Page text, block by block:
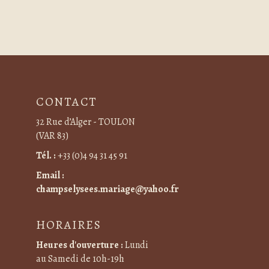
CONTACT
32 Rue d’Alger - TOULON
(VAR 83)
Tél. :+33 (0)4 94 31 45 91
Email :
champselysees.mariage@yahoo.fr
HORAIRES
Heures d'ouverture :Lundi
au Samedi de 10h-19h